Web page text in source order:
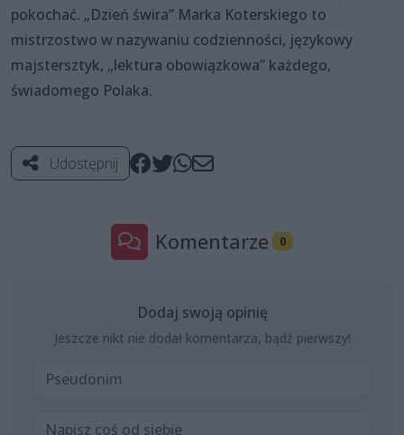
pokochać. „Dzień świra” Marka Koterskiego to
mistrzostwo w nazywaniu codzienności, językowy
majstersztyk, „lektura obowiązkowa” każdego,
świadomego Polaka.
Udostępnij
Komentarze 0
Dodaj swoją opinię
Jeszcze nikt nie dodał komentarza, bądź pierwszy!